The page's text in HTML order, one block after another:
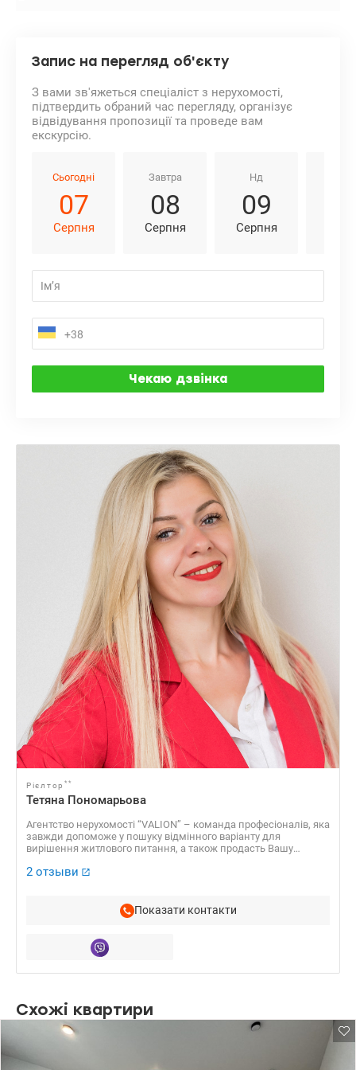
Запис на перегляд об'єкту
З вами зв'яжеться спеціаліст з нерухомості,
підтвердить обраний час перегляду, організує
відвідування пропозиції та проведе вам
екскурсію.
Сьогодні
07
Серпня
Завтра
08
Серпня
Нд
09
Серпня
Рієлтор **
Тетяна Пономарьова
Агентство нерухомості “VALION” – команда професіоналів, яка
завжди допоможе у пошуку відмінного варіанту для
вирішення житлового питання, а також продасть Вашу
2 отзыви
Показати контакти
Схожі квартири